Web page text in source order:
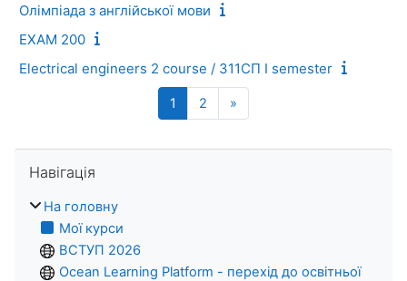
Олімпіада з англійської мови
EXAM 200
Electrical engineers 2 course / 311СП I semester
1 Сторінка 1
2 Сторінка 2
»
Навігація
На головну
Мої курси
ВСТУП 2026
Ocean Learning Platform - перехід до освітньої